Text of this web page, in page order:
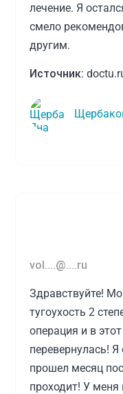
лечение. Я
смело
другим.
Источник:
vol....@....ru
Здравствуйте!
тугоухость 2
операция и в
перевернулась!
прошел месяц
проходит! У меня